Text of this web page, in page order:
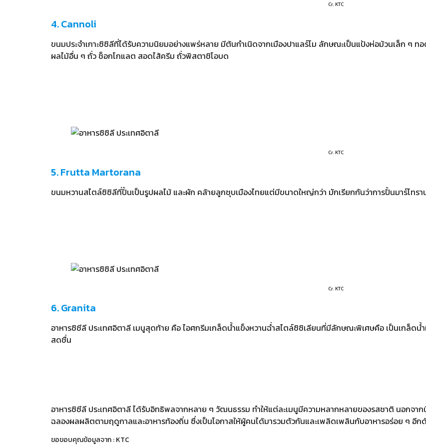
Cr. KTC
4. Cannoli
ขนมประจำเกาะซิซิลีที่ได้รับความนิยมอย่างแพร่หลาย มีต้นกำเนิดจากเมืองปาแลร์โม ลักษณะเป็นแป้งห่อม้วนเล็ก ๆ
ผลไม้อื่น ๆ ถั่ว ช็อกโกแลต สอดไส้ครีม ถั่วพิสตาชิโอบด
Cr. KTC
5. Frutta Martorana
ขนมหวานสไตล์ซิซิลีที่ปั้นเป็นรูปผลไม้ และผัก คล้ายลูกชุบเมืองไทยแต่มีขนาดใหญ่กว่า มักเรียกกันว่าการปั้นมาร์โทร
Cr. KTC
6. Granita
อาหารซิซีลี ประเทศอิตาลี เมนูสุดท้าย คือ ไอศกรีมเกล็ดน้ำแข็งหวานฉ่ำสไตล์ซิซิเลียนที่มีลักษณะพิเศษคือ เป็นเกล็ดน้
สดชื่น
อาหารซิซีลี ประเทศอิตาลี ได้รับอิทธิพลจากหลาย ๆ วัฒนธรรม ทำให้แต่ละเมนูมีความหลากหลายของรสชาติ นอกจา
ฉลองผลผลิตตามฤดูกาลและอาหารท้องถิ่น ซึ่งเป็นโอกาสให้ผู้คนได้มารวมตัวกันและเพลิดเพลินกับอาหารอร่อย ๆ อีก
ขอขอบคุณข้อมูลจาก : KTC